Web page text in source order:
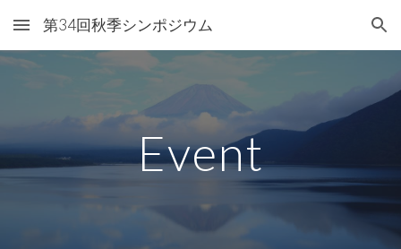
Skip to main content Skip to navigation
第34回秋季シンポジウム
Event